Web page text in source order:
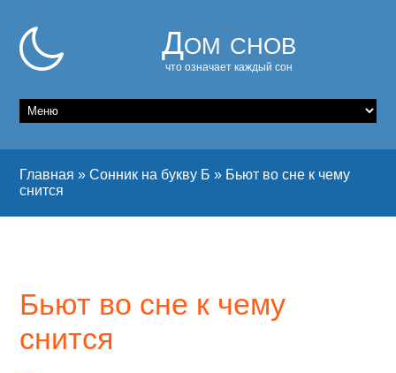
Дом снов
что означает каждый сон
Главная »Сонник на букву Б » Бьют во сне к чему
снится
Бьют во сне к чему
снится